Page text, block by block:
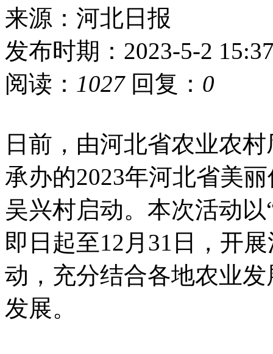
来源：河北日报
发布时期：2023-5-2
阅读： 1027 回复： 0
日前，由河北省农业农
承办的2023年河北省美
吴兴村启动。本次活动
即日起至12月31日，开
动，充分结合各地农业
发展。